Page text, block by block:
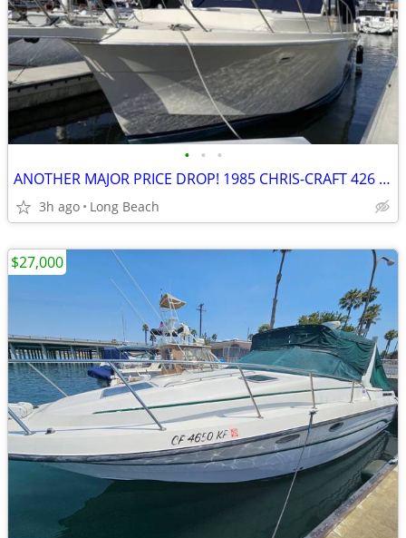
• • •
ANOTHER MAJOR PRICE DROP! 1985 CHRIS-CRAFT 426 CATALINA FOR SALE!
3h ago Long Beach
$27,000